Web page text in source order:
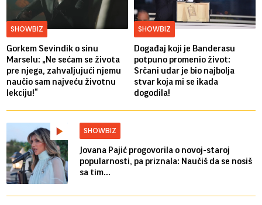
SHOWBIZ
Gorkem Sevindik o sinu
Marselu: „Ne sećam se života
pre njega, zahvaljujući njemu
naučio sam najveću životnu
lekciju!“
SHOWBIZ
Događaj koji je Banderasu
potpuno promenio život:
Srčani udar je bio najbolja
stvar koja mi se ikada
dogodila!
SHOWBIZ
Jovana Pajić progovorila o novoj-staroj
popularnosti, pa priznala: Naučiš da se nosiš
sa tim...